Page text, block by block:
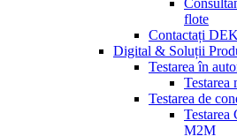
flote
Contactați
Digital & Soluții
Testarea în
Testarea
Testarea de
M2M